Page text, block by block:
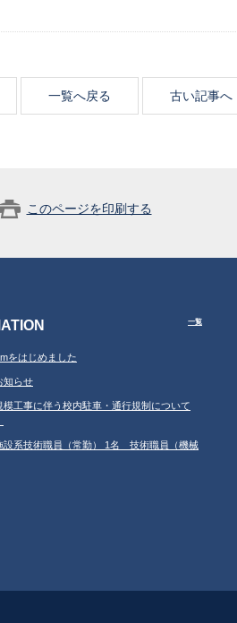
一覧へ戻る 古い記事へ
このページを印刷する
一覧
をはじめました
知らせ
模工事に伴う校内駐車・通行規制について
系技術職員（常勤） 1名 技術職員（機械